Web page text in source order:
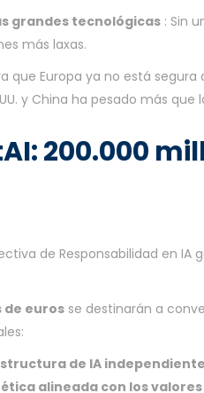
grandes tecnológicas: Sin
más laxas.
que Europa ya no está
y China ha pesado más
200.000
de Responsabilidad en
de eurosse destinarán a
de IA independiente
alineada con los